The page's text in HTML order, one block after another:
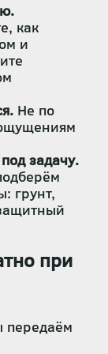
как
и
Не по
задачу.
грунт,
при
передаём